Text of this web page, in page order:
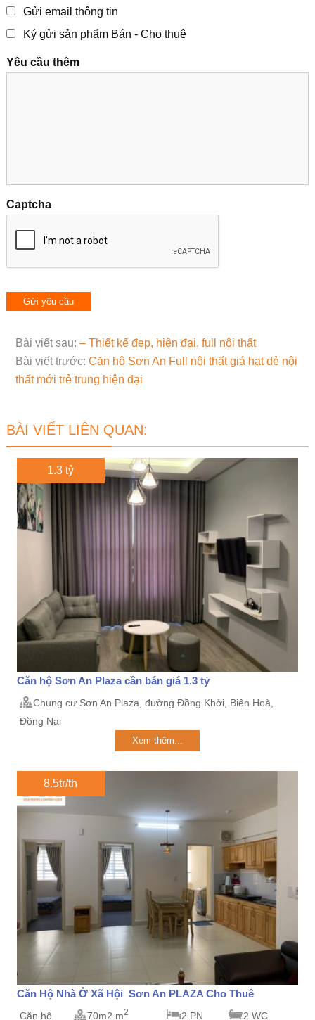
Gửi email thông tin
Ký gửi sản phẩm Bán - Cho thuê
Yêu cầu thêm
Captcha
Bài viết sau: – Thiết kế đẹp, hiện đại, full nội thất
Bài viết trước: Căn hộ Sơn An Full nội thất giá hạt dẻ nội
thất mới trẻ trung hiện đại
BÀI VIẾT LIÊN QUAN:
1.3 tỷ
Căn hộ Sơn An Plaza cần bán giá 1.3 tỷ
Chung cư Sơn An Plaza, đường Đồng Khởi, Biên Hoà,
Đồng Nai
Xem thêm...
8.5tr/th
Căn Hộ Nhà Ở Xã Hội Sơn An PLAZA Cho Thuê
Căn hộ 70m2 m2 2 PN 2 WC